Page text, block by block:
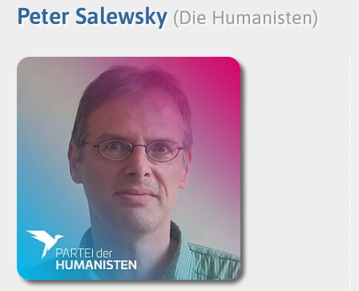
Peter Salewsky (Die Humanisten)